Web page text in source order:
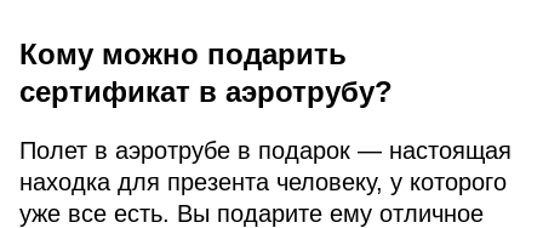
Кому можно подарить
сертификат в аэротрубу?
Полет в аэротрубе в подарок — настоящая
находка для презента человеку, у которого
уже все есть. Вы подарите ему отличное